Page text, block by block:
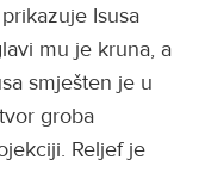
Isusa
mu je kruna, a
smješten je u
groba
Reljef je